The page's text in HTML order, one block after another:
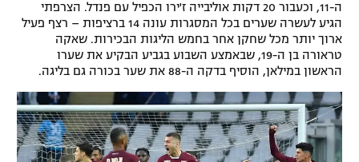
ה-11, וכעבור 20 דקות אוליבייה ז'ירו הכפיל עם פנדל. הצרפתי
הגיע לעשרה שערים בכל המסגרות עונה 14 ברציפות – רצף פעיל
ארוך יותר מכל שחקן אחר בחמש הליגות הבכירות. שאקה
טראורה בן ה-19, שבאמצע השבוע בגביע הבקיע את שערו
הראשון במילאן, הוסיף בדקה ה-88 את שער בכורה גם בליגה.